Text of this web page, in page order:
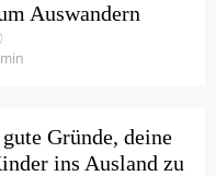
Auswandern
min
gute Gründe, deine
ins Ausland zu